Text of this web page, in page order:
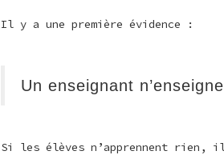
Il y a une première évidence :
Un enseignant
Si les élèves n’apprennent rien, il